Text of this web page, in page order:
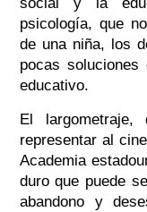
social y la
psicología, que
de una niña, los
pocas
educativo.
El
representar al
Academia
duro que puede
abandono y